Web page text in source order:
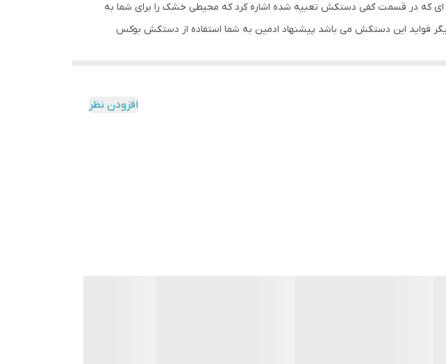
که در قسمت کفی دستکش تعبیه شده اشاره کرد که محیطی خشک را برای شما به
فواید این دستکش می باشد پیشنهاد ادمین به شما استفاده از دستکش بوکس
افزودن نظر